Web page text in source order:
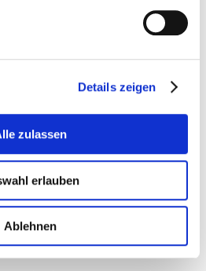
Details zeigen
zulassen
erlauben
Ablehnen
die Anschrift des Bauherrn,
die mit dem
den Vertrag
des entsandten
dieser vom üblichen
abweicht.
insbesondere in Bezug auf die
muss der ITM auf
Dienstleistungsvertrags mit einem